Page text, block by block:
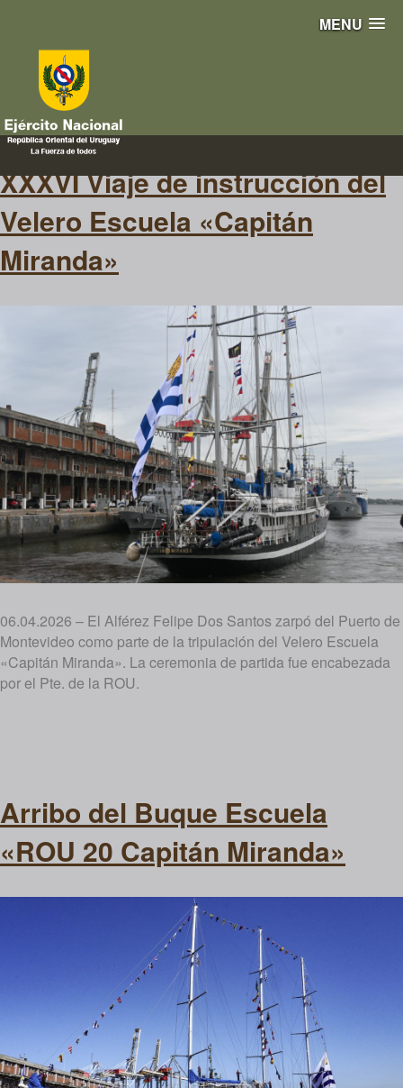
MENU
viaje
XXXVI Viaje de instrucción del
Velero Escuela «Capitán
Miranda»
06.04.2026 – El Alférez Felipe Dos Santos zarpó del Puerto de
Montevideo como parte de la tripulación del Velero Escuela
«Capitán Miranda». La ceremonia de partida fue encabezada
por el Pte. de la ROU.
Arribo del Buque Escuela
«ROU 20 Capitán Miranda»